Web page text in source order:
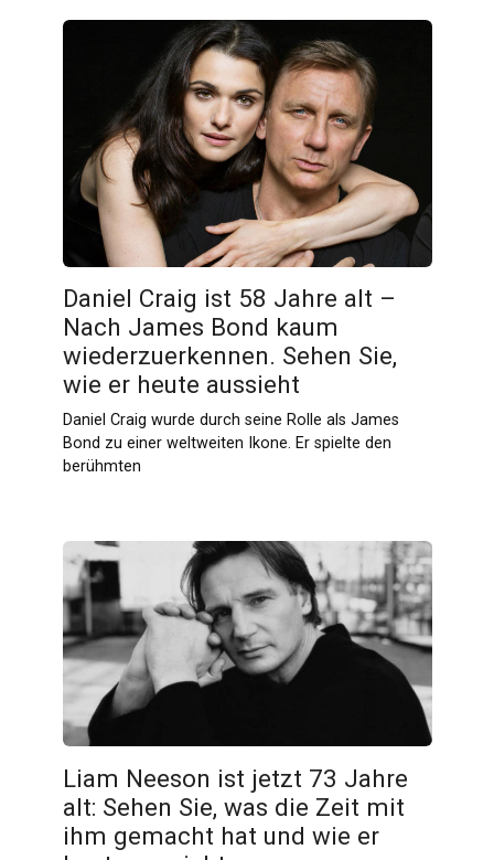
Daniel Craig ist 58 Jahre alt –
Nach James Bond kaum
wiederzuerkennen. Sehen Sie,
wie er heute aussieht
Daniel Craig wurde durch seine Rolle als James
Bond zu einer weltweiten Ikone. Er spielte den
berühmten
Liam Neeson ist jetzt 73 Jahre
alt: Sehen Sie, was die Zeit mit
ihm gemacht hat und wie er